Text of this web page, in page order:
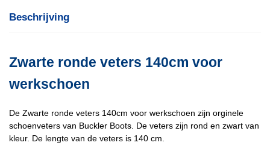
Beschrijving
Zwarte ronde veters 140cm voor
werkschoen
De Zwarte ronde veters 140cm voor werkschoen zijn orginele
schoenveters van Buckler Boots. De veters zijn rond en zwart van
kleur. De lengte van de veters is 140 cm.